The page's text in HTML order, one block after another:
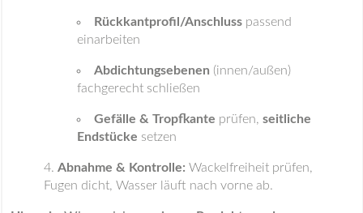
Rückkantprofil/Anschluss passend
einarbeiten
Abdichtungsebenen (innen/außen)
fachgerecht schließen
Gefälle & Tropfkante prüfen, seitliche
Endstücke setzen
Abnahme & Kontrolle: Wackelfreiheit prüfen,
Fugen dicht, Wasser läuft nach vorne ab.